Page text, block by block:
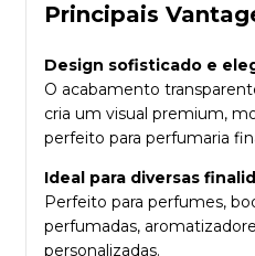
Principais
Design sofisticado e
O acabamento
cria um visual premium,
perfeito para perfumaria
Ideal para diversas
Perfeito para perfumes,
perfumadas,
personalizadas.